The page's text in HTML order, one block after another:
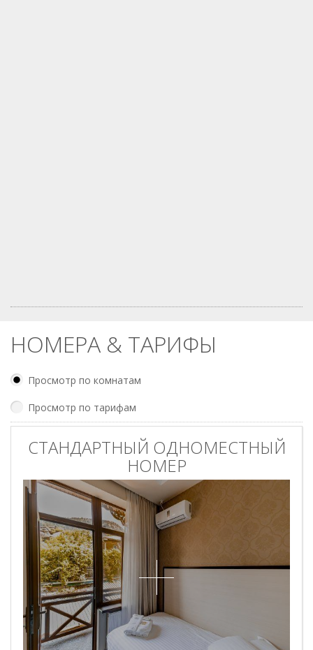
НОМЕРА & ТАРИФЫ
Просмотр по комнатам
Просмотр по тарифам
СТАНДАРТНЫЙ ОДНОМЕСТНЫЙ
НОМЕР